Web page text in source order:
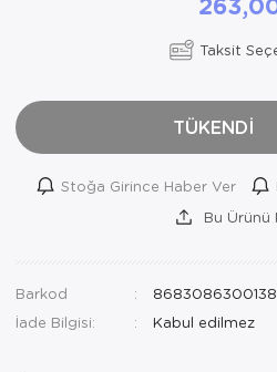
Taksit
TÜKENDİ
Stoğa Girince Haber Ver
Bu Ürünü
Barkod
8683086300138
İade Bilgisi: